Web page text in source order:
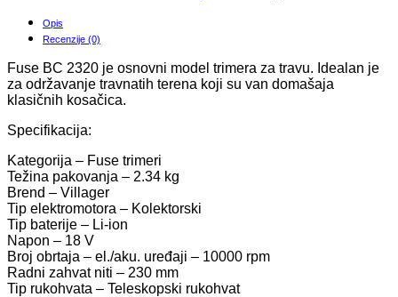
Opis
Recenzije (0)
Fuse BC 2320 je osnovni model trimera za travu. Idealan je
za održavanje travnatih terena koji su van domašaja
klasičnih kosačica.
Specifikacija:
Kategorija – Fuse trimeri
Težina pakovanja – 2.34 kg
Brend – Villager
Tip elektromotora – Kolektorski
Tip baterije – Li-ion
Napon – 18 V
Broj obrtaja – el./aku. uređaji – 10000 rpm
Radni zahvat niti – 230 mm
Tip rukohvata – Teleskopski rukohvat